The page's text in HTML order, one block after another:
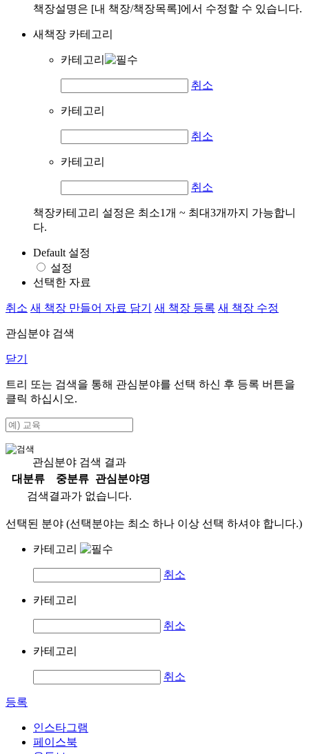
책장설명은 [내 책장/책장목록]에서 수정할 수 있습니다.
새책장 카테고리
카테고리
취소
카테고리
취소
카테고리
취소
책장카테고리 설정은 최소1개 ~ 최대3개까지 가능합니
다.
Default 설정
설정
선택한 자료
취소 새 책장 만들어 자료 담기 새 책장 등록 새 책장 수정
관심분야 검색
닫기
트리 또는 검색을 통해 관심분야를 선택 하신 후 등록 버튼을
클릭 하십시오.
관심분야 검색 결과
대분류
중분류
관심분야명
검색결과가 없습니다.
선택된 분야 (선택분야는 최소 하나 이상 선택 하셔야 합니다.)
카테고리
취소
카테고리
취소
카테고리
취소
등록
인스타그램
페이스북